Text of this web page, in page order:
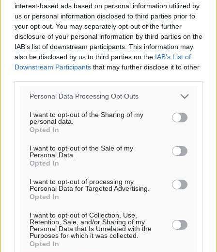
interest-based ads based on personal information utilized by
us or personal information disclosed to third parties prior to
your opt-out. You may separately opt-out of the further
disclosure of your personal information by third parties on the
IAB’s list of downstream participants. This information may
also be disclosed by us to third parties on the IAB’s List of
Downstream Participants that may further disclose it to other
Personal Data Processing Opt Outs
I want to opt-out of the Sharing of my
personal data.
Opted In
I want to opt-out of the Sale of my
Personal Data.
Opted In
I want to opt-out of processing my
Personal Data for Targeted Advertising.
Opted In
I want to opt-out of Collection, Use,
Retention, Sale, and/or Sharing of my
Personal Data that Is Unrelated with the
Purposes for which it was collected.
Opted In
τεχνικό επιτελείο
Αθλητικά• πριν 1 λεπτό
Γ.Σ. Διαγόρας: Το οργανόγραμμα των Ακαδημιών
Αθλητικά
Σταυρός Καλυθιών: Απέκτησε και την Ειρήνη
Αθλητικά• πριν 31 λεπτά
Πρωτάθλημα Καλαθοσφαίρισης Δικηγορικών